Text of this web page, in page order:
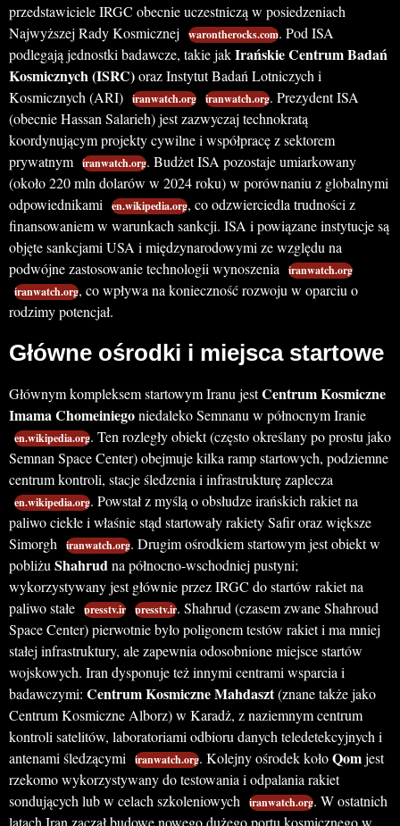
przedstawiciele IRGC obecnie uczestniczą w posiedzeniach
Najwyższej Rady Kosmicznej
warontherocks.com. Pod ISA
podlegają jednostki badawcze, takie jakIrańskie Centrum Badań
Kosmicznych (ISRC)oraz Instytut Badań Lotniczych i
Kosmicznych (ARI) iranwatch.org iranwatch.org. Prezydent ISA
(obecnie Hassan Salarieh) jest zazwyczaj technokratą
koordynującym projekty cywilne i współpracę z sektorem
prywatnym iranwatch.org. Budżet ISA pozostaje umiarkowany
(około 220 mln dolarów w 2024 roku) w porównaniu z globalnymi
odpowiednikami
en.wikipedia.org, co odzwierciedla trudności z
finansowaniem w warunkach sankcji. ISA i powiązane instytucje są
objęte sankcjami USA i międzynarodowymi ze względu na
podwójne zastosowanie technologii wynoszenia
iranwatch.org
iranwatch.org, co wpływa na konieczność rozwoju w oparciu o
rodzimy potencjał.
Główne ośrodki i miejsca startowe
Głównym kompleksem startowym Iranu jestCentrum Kosmiczne
Imama Chomeiniegoniedaleko Semnanu w północnym Iranie
en.wikipedia.org. Ten rozległy obiekt (często określany po prostu jako
Semnan Space Center) obejmuje kilka ramp startowych, podziemne
centrum kontroli, stacje śledzenia i infrastrukturę zaplecza
en.wikipedia.org. Powstał z myślą o obsłudze irańskich rakiet na
paliwo ciekłe i właśnie stąd startowały rakiety Safir oraz większe
Simorgh
iranwatch.org. Drugim ośrodkiem startowym jest obiekt w
pobliżu Shahrudna północno-wschodniej pustyni;
wykorzystywany jest głównie przez IRGC do startów rakiet na
paliwo stałe presstv.ir presstv.ir. Shahrud (czasem zwane Shahroud
Space Center) pierwotnie było poligonem testów rakiet i ma mniej
stałej infrastruktury, ale zapewnia odosobnione miejsce startów
wojskowych. Iran dysponuje też innymi centrami wsparcia i
badawczymi: Centrum Kosmiczne Mahdaszt(znane także jako
Centrum Kosmiczne Alborz) w Karadż, z naziemnym centrum
kontroli satelitów, laboratoriami odbioru danych teledetekcyjnych i
antenami śledzącymi
iranwatch.org. Kolejny ośrodek kołoQomjest
rzekomo wykorzystywany do testowania i odpalania rakiet
sondujących lub w celach szkoleniowych
iranwatch.org. W ostatnich
latach Iran zaczął budowę nowego dużego portu kosmicznego w